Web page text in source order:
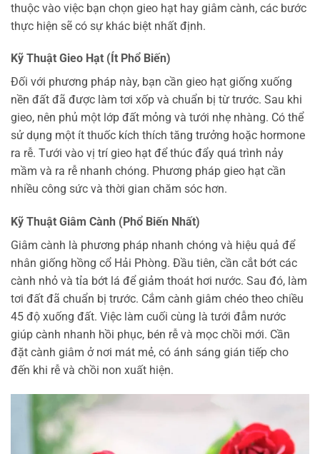
thuộc vào việc bạn chọn gieo hạt hay giâm cành, các bước
thực hiện sẽ có sự khác biệt nhất định.
Kỹ Thuật Gieo Hạt (Ít Phổ Biến)
Đối với phương pháp này, bạn cần gieo hạt giống xuống
nền đất đã được làm tơi xốp và chuẩn bị từ trước. Sau khi
gieo, nên phủ một lớp đất mỏng và tưới nhẹ nhàng. Có thể
sử dụng một ít thuốc kích thích tăng trưởng hoặc hormone
ra rễ. Tưới vào vị trí gieo hạt để thúc đẩy quá trình nảy
mầm và ra rễ nhanh chóng. Phương pháp gieo hạt cần
nhiều công sức và thời gian chăm sóc hơn.
Kỹ Thuật Giâm Cành (Phổ Biến Nhất)
Giâm cành là phương pháp nhanh chóng và hiệu quả để
nhân giống hồng cổ Hải Phòng. Đầu tiên, cần cắt bớt các
cành nhỏ và tỉa bớt lá để giảm thoát hơi nước. Sau đó, làm
tơi đất đã chuẩn bị trước. Cắm cành giâm chéo theo chiều
45 độ xuống đất. Việc làm cuối cùng là tưới đẫm nước
giúp cành nhanh hồi phục, bén rễ và mọc chồi mới. Cần
đặt cành giâm ở nơi mát mẻ, có ánh sáng gián tiếp cho
đến khi rễ và chồi non xuất hiện.